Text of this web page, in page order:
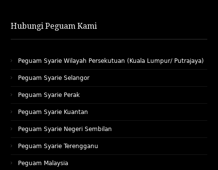
Hubungi Peguam Kami
Peguam Syarie Wilayah Persekutuan (Kuala Lumpur/ Putrajaya)
Peguam Syarie Selangor
Peguam Syarie Perak
Peguam Syarie Kuantan
Peguam Syarie Negeri Sembilan
Peguam Syarie Terengganu
Peguam Malaysia